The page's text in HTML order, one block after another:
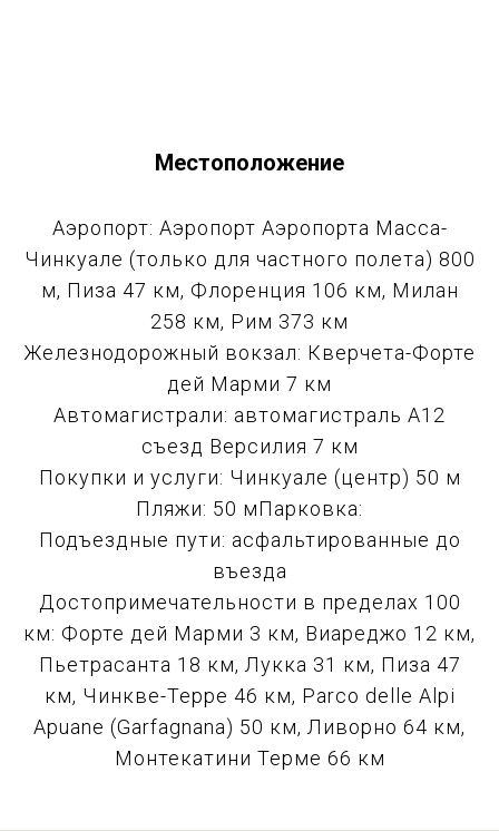
Местоположение
Аэропорт: Аэропорт Аэропорта Масса-
Чинкуале (только для частного полета) 800
м, Пиза 47 км, Флоренция 106 км, Милан
258 км, Рим 373 км
Железнодорожный вокзал: Кверчета-Форте
дей Марми 7 км
Автомагистрали: автомагистраль A12
съезд Версилия 7 км
Покупки и услуги: Чинкуале (центр) 50 м
Пляжи: 50 мПарковка:
Подъездные пути: асфальтированные до
въезда
Достопримечательности в пределах 100
км: Форте дей Марми 3 км, Виареджо 12 км,
Пьетрасанта 18 км, Лукка 31 км, Пиза 47
км, Чинкве-Терре 46 км, Parco delle Alpi
Apuane (Garfagnana) 50 км, Ливорно 64 км,
Монтекатини Терме 66 км